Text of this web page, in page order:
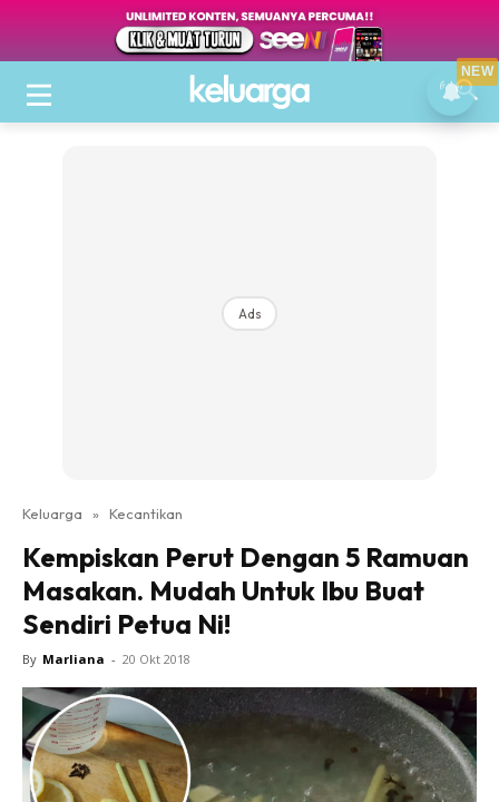
Ads
Keluarga » Kecantikan
Kempiskan Perut Dengan 5 Ramuan
Masakan. Mudah Untuk Ibu Buat
Sendiri Petua Ni!
By Marliana - 20 Okt 2018
NEW